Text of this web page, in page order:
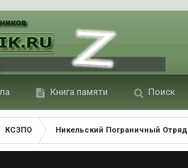
Книга памяти Поиск
КСЗПО Никельский Пограничный Отряд